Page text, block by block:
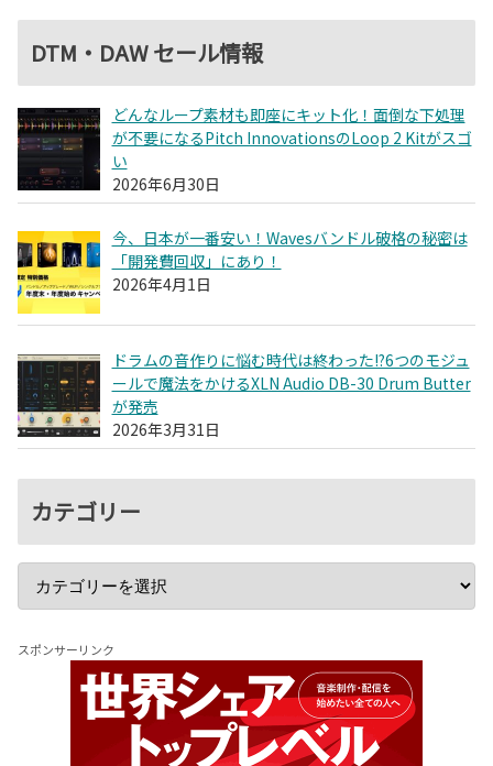
DTM・DAW セール情報
どんなループ素材も即座にキット化！面倒な下処理
が不要になるPitch InnovationsのLoop 2 Kitがスゴ
い
2026年6月30日
今、日本が一番安い！Wavesバンドル破格の秘密は
「開発費回収」にあり！
2026年4月1日
ドラムの音作りに悩む時代は終わった!?6つのモジュ
ールで魔法をかけるXLN Audio DB-30 Drum Butter
が発売
2026年3月31日
カテゴリー
スポンサーリンク